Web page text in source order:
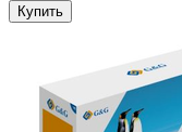
Купить